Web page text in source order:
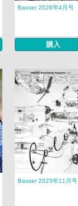
Basser 2026年4月号
購入
Basser 2025年11月号